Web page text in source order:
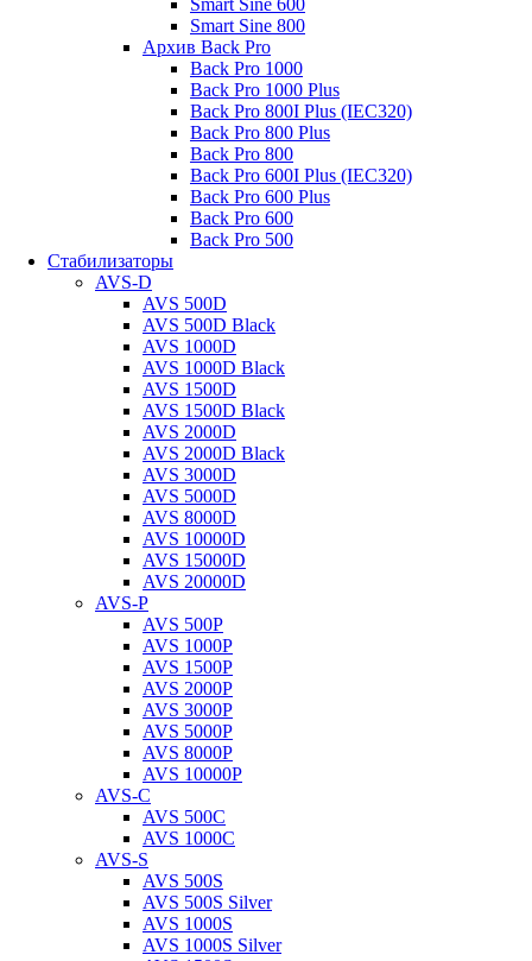
Smart Sine 800
Архив Back Pro
Back Pro 1000
Back Pro 1000 Plus
Back Pro 800I Plus (IEC320)
Back Pro 800 Plus
Back Pro 800
Back Pro 600I Plus (IEC320)
Back Pro 600 Plus
Back Pro 600
Back Pro 500
Стабилизаторы
AVS-D
AVS 500D
AVS 500D Black
AVS 1000D
AVS 1000D Black
AVS 1500D
AVS 1500D Black
AVS 2000D
AVS 2000D Black
AVS 3000D
AVS 5000D
AVS 8000D
AVS 10000D
AVS 15000D
AVS 20000D
AVS-P
AVS 500P
AVS 1000P
AVS 1500P
AVS 2000P
AVS 3000P
AVS 5000P
AVS 8000P
AVS 10000P
AVS-C
AVS 500C
AVS 1000C
AVS-S
AVS 500S
AVS 500S Silver
AVS 1000S
AVS 1000S Silver